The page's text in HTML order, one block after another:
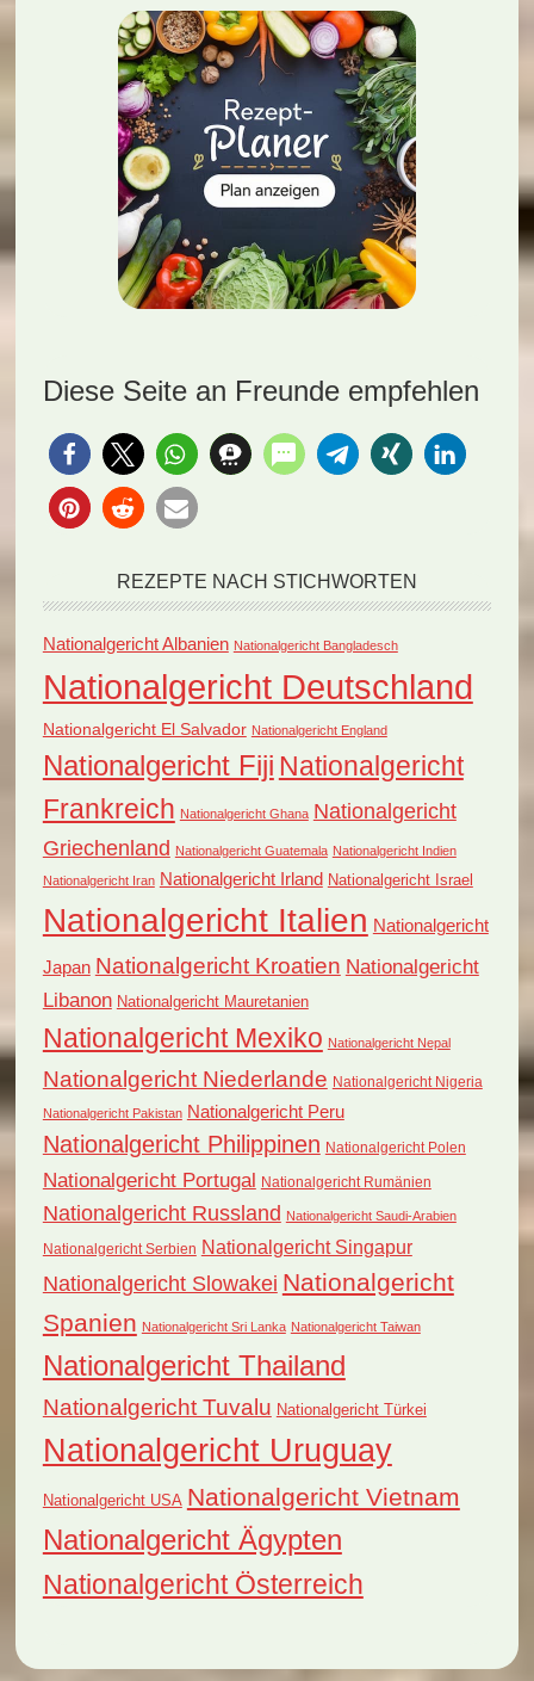
Diese Seite an Freunde empfehlen
REZEPTE NACH STICHWORTEN
Nationalgericht Albanien Nationalgericht Bangladesch
Nationalgericht Deutschland
Nationalgericht El Salvador Nationalgericht England
Nationalgericht Fiji Nationalgericht
Frankreich Nationalgericht Ghana Nationalgericht
Griechenland Nationalgericht Guatemala Nationalgericht Indien
Nationalgericht Iran Nationalgericht Irland Nationalgericht Israel
Nationalgericht Italien Nationalgericht
Japan Nationalgericht Kroatien Nationalgericht
Libanon Nationalgericht Mauretanien
Nationalgericht Mexiko Nationalgericht Nepal
Nationalgericht Niederlande Nationalgericht Nigeria
Nationalgericht Pakistan Nationalgericht Peru
Nationalgericht Philippinen Nationalgericht Polen
Nationalgericht Portugal Nationalgericht Rumänien
Nationalgericht Russland Nationalgericht Saudi-Arabien
Nationalgericht Serbien Nationalgericht Singapur
Nationalgericht Slowakei Nationalgericht
Spanien Nationalgericht Sri Lanka Nationalgericht Taiwan
Nationalgericht Thailand
Nationalgericht Tuvalu Nationalgericht Türkei
Nationalgericht Uruguay
Nationalgericht USA Nationalgericht Vietnam
Nationalgericht Ägypten
Nationalgericht Österreich